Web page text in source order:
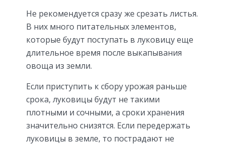
Не рекомендуется сразу же срезать листья.
В них много питательных элементов,
которые будут поступать в луковицу еще
длительное время после выкапывания
овоща из земли.
Если приступить к сбору урожая раньше
срока, луковицы будут не такими
плотными и сочными, а сроки хранения
значительно снизятся. Если передержать
луковицы в земле, то пострадают не